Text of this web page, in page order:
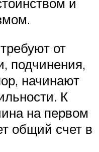
от
подчинения,
начинают
К
на первом
общий счет в